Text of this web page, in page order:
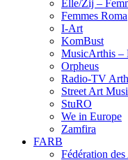
Elle/Zij –
Femmes Roma
I-Art
KomBust
MusicArthis –
Orpheus
Radio-TV
Street Art
StuRO
We in Europe
Zamfira
FARB
Fédération